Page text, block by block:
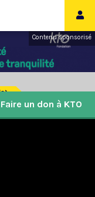
Contenu sponsorisé
Faire un don à KTO